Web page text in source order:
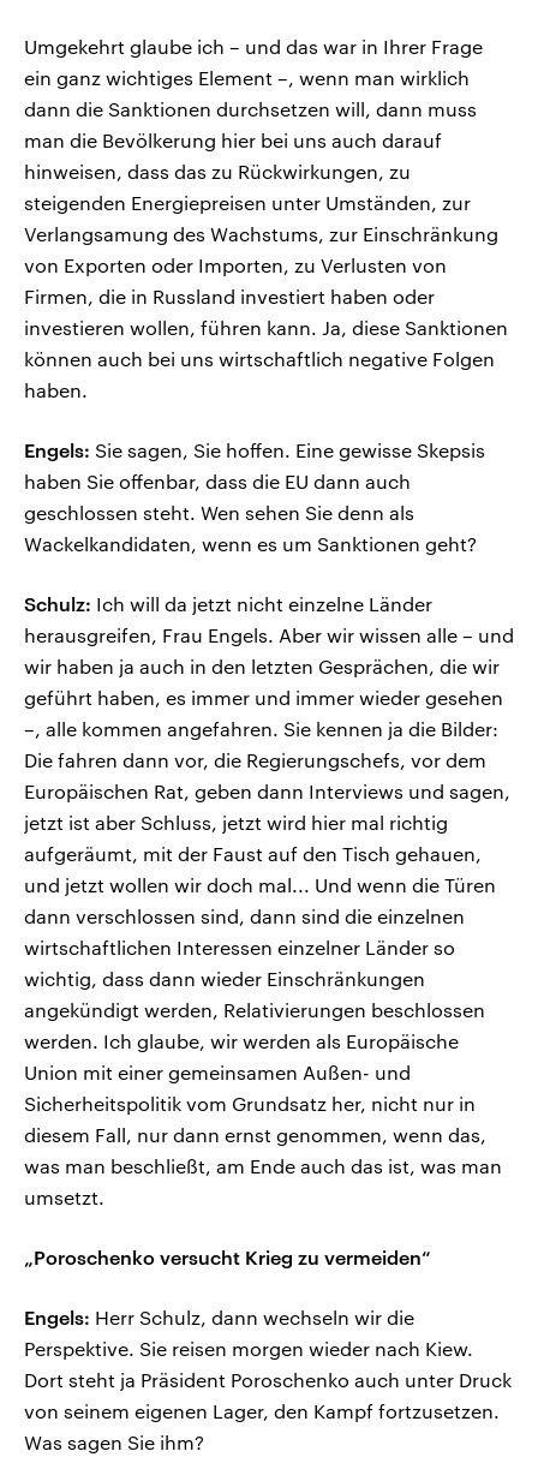
Umgekehrt glaube ich – und das war in Ihrer Frage
ein ganz wichtiges Element –, wenn man wirklich
dann die Sanktionen durchsetzen will, dann muss
man die Bevölkerung hier bei uns auch darauf
hinweisen, dass das zu Rückwirkungen, zu
steigenden Energiepreisen unter Umständen, zur
Verlangsamung des Wachstums, zur Einschränkung
von Exporten oder Importen, zu Verlusten von
Firmen, die in Russland investiert haben oder
investieren wollen, führen kann. Ja, diese Sanktionen
können auch bei uns wirtschaftlich negative Folgen
haben.
Engels: Sie sagen, Sie hoffen. Eine gewisse Skepsis
haben Sie offenbar, dass die EU dann auch
geschlossen steht. Wen sehen Sie denn als
Wackelkandidaten, wenn es um Sanktionen geht?
Schulz: Ich will da jetzt nicht einzelne Länder
herausgreifen, Frau Engels. Aber wir wissen alle – und
wir haben ja auch in den letzten Gesprächen, die wir
geführt haben, es immer und immer wieder gesehen
–, alle kommen angefahren. Sie kennen ja die Bilder:
Die fahren dann vor, die Regierungschefs, vor dem
Europäischen Rat, geben dann Interviews und sagen,
jetzt ist aber Schluss, jetzt wird hier mal richtig
aufgeräumt, mit der Faust auf den Tisch gehauen,
und jetzt wollen wir doch mal... Und wenn die Türen
dann verschlossen sind, dann sind die einzelnen
wirtschaftlichen Interessen einzelner Länder so
wichtig, dass dann wieder Einschränkungen
angekündigt werden, Relativierungen beschlossen
werden. Ich glaube, wir werden als Europäische
Union mit einer gemeinsamen Außen- und
Sicherheitspolitik vom Grundsatz her, nicht nur in
diesem Fall, nur dann ernst genommen, wenn das,
was man beschließt, am Ende auch das ist, was man
umsetzt.
„Poroschenko versucht Krieg zu vermeiden“
Engels: Herr Schulz, dann wechseln wir die
Perspektive. Sie reisen morgen wieder nach Kiew.
Dort steht ja Präsident Poroschenko auch unter Druck
von seinem eigenen Lager, den Kampf fortzusetzen.
Was sagen Sie ihm?